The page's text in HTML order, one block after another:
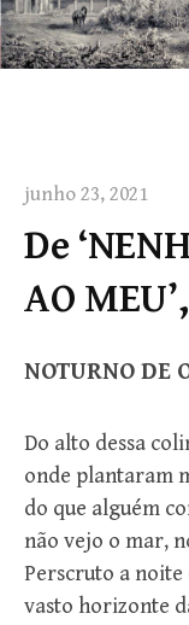
junho 23, 2021
De
AO
NOTURNO DE
Do alto dessa
onde plantaram
do que alguém
não vejo o mar,
Perscruto a noite
vasto horizonte